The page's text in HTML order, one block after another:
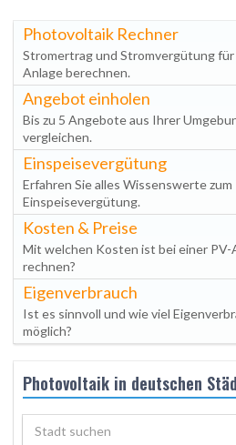
Photovoltaik Rechner
Stromertrag und Stromvergütung für
Anlage berechnen.
Angebot einholen
Bis zu 5 Angebote aus Ihrer
vergleichen.
Einspeisevergütung
Erfahren Sie alles Wissenswerte zum
Einspeisevergütung.
Kosten & Preise
Mit welchen Kosten ist bei einer PV-
rechnen?
Eigenverbrauch
Ist es sinnvoll und wie viel
möglich?
Photovoltaik in deutschen